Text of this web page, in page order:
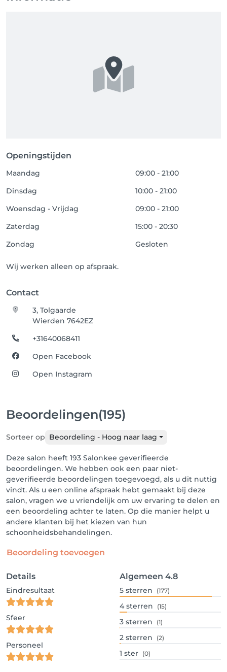
Openingstijden
Maandag
09:00 - 21:00
Dinsdag
10:00 - 21:00
Woensdag - Vrijdag
09:00 - 21:00
Zaterdag
15:00 - 20:30
Zondag
Gesloten
Wij werken alleen op afspraak.
Contact
3, Tolgaarde
Wierden 7642EZ
+31640068411
Open Facebook
Open Instagram
Beoordelingen(195)
Sorteer op Beoordeling - Hoog naar laag
Deze salon heeft 193 Salonkee geverifieerde
beoordelingen. We hebben ook een paar niet-
geverifieerde beoordelingen toegevoegd, als u dit nuttig
vindt. Als u een online afspraak hebt gemaakt bij deze
salon, vragen we u vriendelijk om uw ervaring te delen en
een beoordeling achter te laten. Op die manier helpt u
andere klanten bij het kiezen van hun
schoonheidsbehandelingen.
Beoordeling toevoegen
Details
Eindresultaat
Sfeer
Personeel
Algemeen 4.8
5 sterren (177)
4 sterren (15)
3 sterren (1)
2 sterren (2)
1 ster (0)